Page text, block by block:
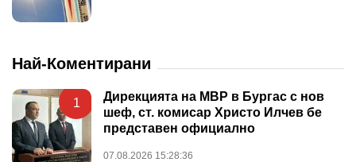
Най-Коментирани
1
Дирекцията на МВР в Бургас с нов
шеф, ст. комисар Христо Илчев бе
представен официално
07.08.2026 15:28:36